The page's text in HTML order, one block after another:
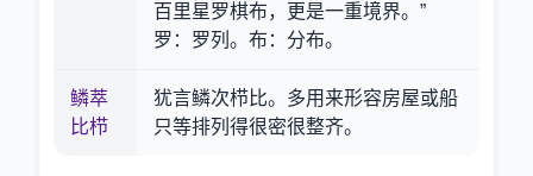
百里星罗棋布，更是一重境界。”
罗：罗列。布：分布。
鳞萃
比栉
犹言鳞次栉比。多用来形容房屋或船
只等排列得很密很整齐。